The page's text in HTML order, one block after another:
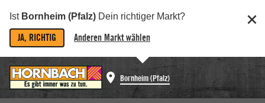
Ist Bornheim (Pfalz) Dein richtiger Markt?
JA, RICHTIG Anderen Markt wählen
Bornheim (Pfalz)